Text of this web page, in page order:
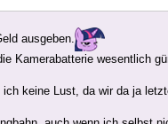
ausgeben.
Kamerabatterie wesentlich
keine Lust, da wir da ja